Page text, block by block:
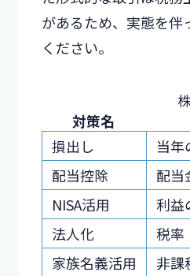
があるため、実態を伴
ください。
対策名
損出し
当年
配当控除
配当
NISA活用
利益
法人化
税率
家族名義活用
非課